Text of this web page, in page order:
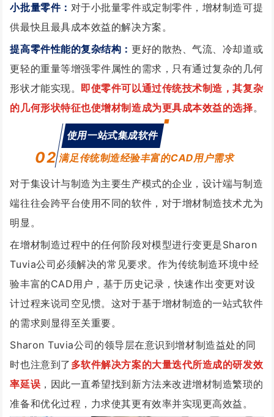
小批量零件： 对于小批量零件或定制零件，增材制造可提
供最快且最具成本效益的解决方案。
提高零件性能的复杂结构：更好的散热、气流、冷却道或
更轻的重量等增强零件属性的需求，只有通过复杂的几何
形状才能实现。 即使零件可以通过传统技术制造，其复杂
的几何形状特征也使增材制造成为更具成本效益的选择。
02
使用一站式集成软件
满足传统制造经验丰富的CAD用户需求
对于集设计与制造为主要生产模式的企业，设计端与制造
端往往会跨平台使用不同的软件，对于增材制造技术尤为
明显。
在增材制造过程中的任何阶段对模型进行变更是Sharon
Tuvia公司必须解决的常见要求。作为传统制造环境中经
验丰富的CAD用户，基于历史记录，快速作出变更对设
计过程来说司空见惯。这对于基于增材制造的一站式软件
的需求则显得至关重要。
Sharon Tuvia公司的领导层在意识到增材制造益处的同
时也注意到了 多软件解决方案的大量迭代所造成的研发效
率延误 ，因此一直希望找到新方法来改进增材制造繁琐的
准备和优化过程， 力求使其更有效率并实现更高效益。